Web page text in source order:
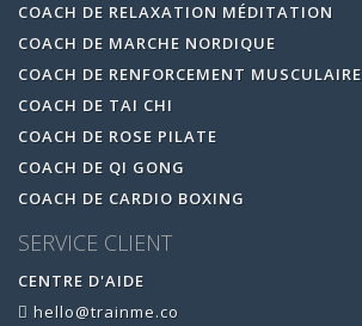
COACH DE RELAXATION MÉDITATION
COACH DE MARCHE NORDIQUE
COACH DE RENFORCEMENT MUSCULAIRE
COACH DE TAI CHI
COACH DE ROSE PILATE
COACH DE QI GONG
COACH DE CARDIO BOXING
SERVICE CLIENT
CENTRE D'AIDE
hello@trainme.co